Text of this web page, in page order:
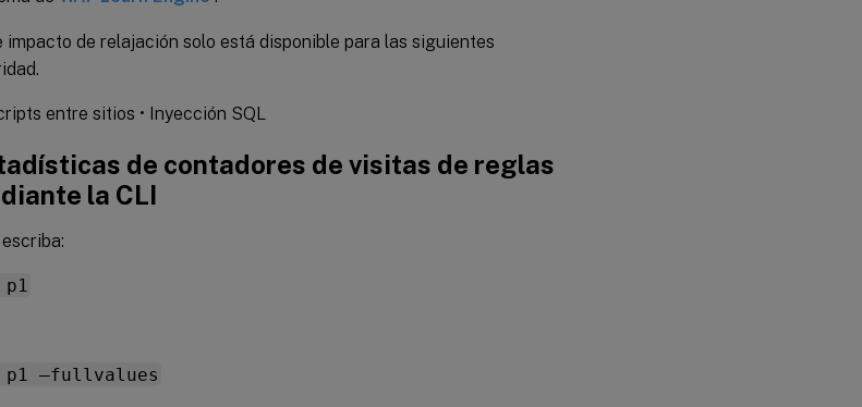
de relajación solo está disponible para las siguientes
entre sitios • Inyección SQL
de contadores de visitas de reglas
la CLI
–fullvalues